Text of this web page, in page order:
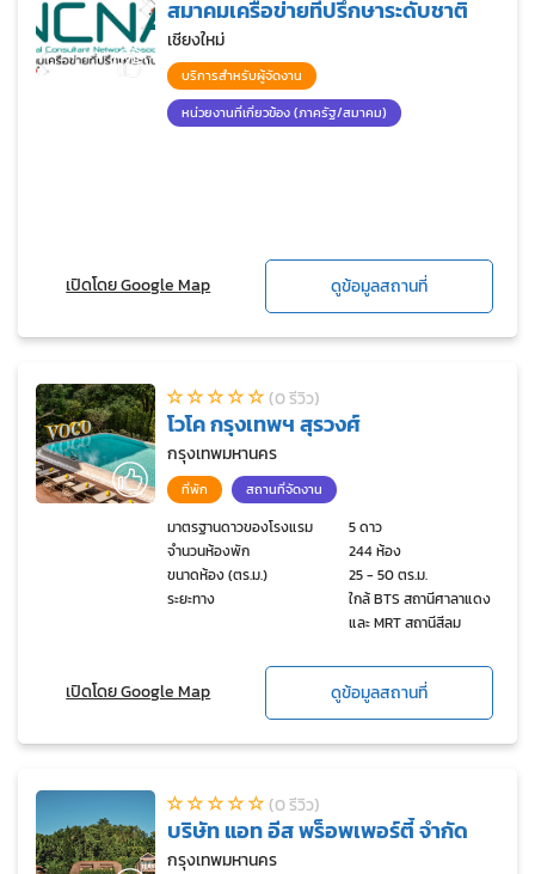
สมาคมเครือข่ายที่ปรึกษาระดับชาติ
เชียงใหม่
บริการสำหรับผู้จัดงาน
หน่วยงานที่เกี่ยวข้อง (ภาครัฐ/สมาคม)
เปิดโดย Google Map ดูข้อมูลสถานที่
(0 รีวิว)
โวโค กรุงเทพฯ สุรวงศ์
กรุงเทพมหานคร
ที่พัก สถานที่จัดงาน
มาตรฐานดาวของโรงแรม
5 ดาว
จำนวนห้องพัก
244 ห้อง
ขนาดห้อง (ตร.ม.)
25 - 50 ตร.ม.
ระยะทาง
ใกล้ BTS สถานีศาลาแดง
และ MRT สถานีสีลม
เปิดโดย Google Map ดูข้อมูลสถานที่
(0 รีวิว)
บริษัท แอท อีส พร็อพเพอร์ตี้ จำกัด
กรุงเทพมหานคร